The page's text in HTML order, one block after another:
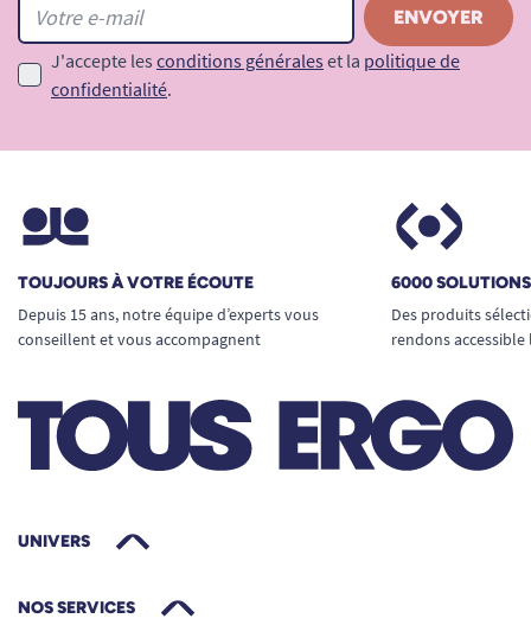
J'accepte les conditions générales et la politique de
confidentialité.
TOUJOURS À VOTRE ÉCOUTE
Depuis 15 ans, notre équipe d’experts vous
conseillent et vous accompagnent
6000
Des produits
rendons
UNIVERS
NOS SERVICES